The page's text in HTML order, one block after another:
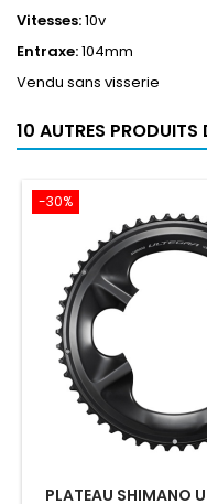
Vitesses:10v
Entraxe:104mm
Vendu sans visserie
10 AUTRES PRODUITS
-30%
PLATEAU SHIMANO